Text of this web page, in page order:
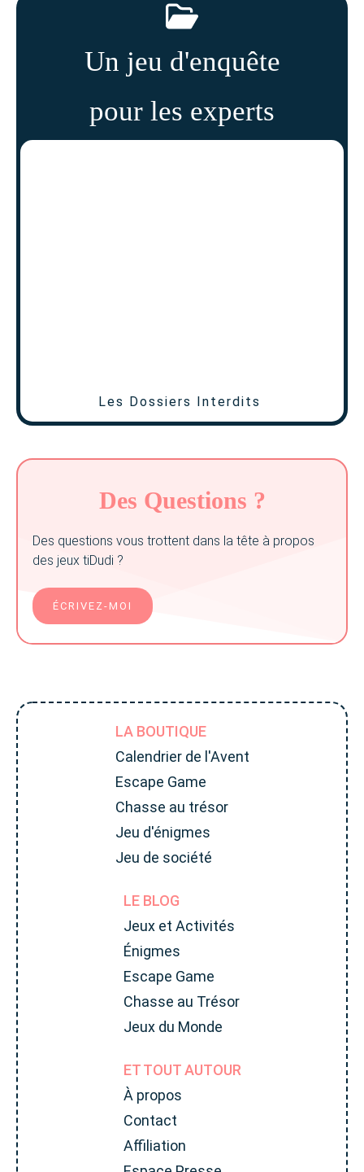
Un jeu d'enquête
pour les experts
Les Dossiers Interdits
Des Questions ?
Des questions vous trottent dans la tête à propos
des jeux tiDudi ?
ÉCRIVEZ-MOI
LA BOUTIQUE
Calendrier de l'Avent
Escape Game
Chasse au trésor
Jeu d'énigmes
Jeu de société
LE BLOG
Jeux et Activités
Énigmes
Escape Game
Chasse au Trésor
Jeux du Monde
ET TOUT AUTOUR
À propos
Contact
Affiliation